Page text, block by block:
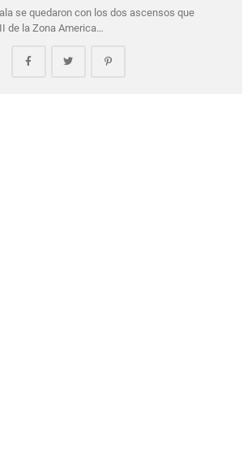
se quedaron con los dos ascensos que
de la Zona America…